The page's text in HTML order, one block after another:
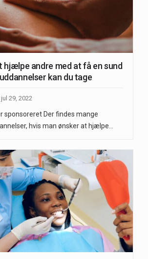
hjælpe andre med at få en sund
kan du tage
jul 29, 2022
sponsoreret Der findes mange
hvis man ønsker at hjælpe…